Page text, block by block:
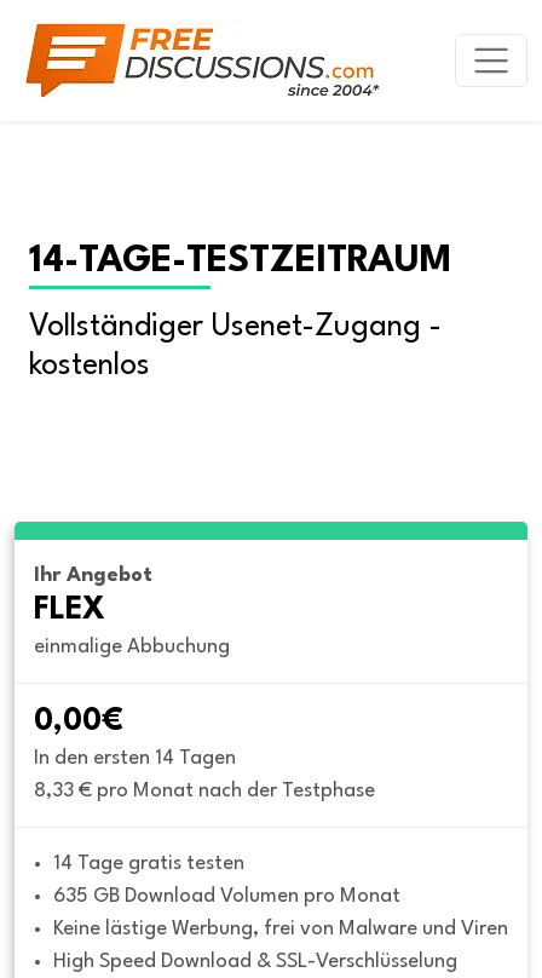
14-TAGE-TESTZEITRAUM
Vollständiger Usenet-Zugang -
kostenlos
Ihr Angebot
FLEX
einmalige Abbuchung
0,00€
In den ersten 14 Tagen
8,33 € pro Monat nach der Testphase
14 Tage gratis testen
635 GB Download Volumen pro Monat
Keine lästige Werbung, frei von Malware und Viren
High Speed Download & SSL-Verschlüsselung